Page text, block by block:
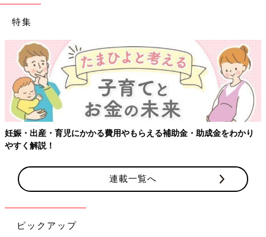
特集
金をわかり
【ワクチン接種できるものも】妊婦の感染症対策、知
連載一覧へ
ピックアップ